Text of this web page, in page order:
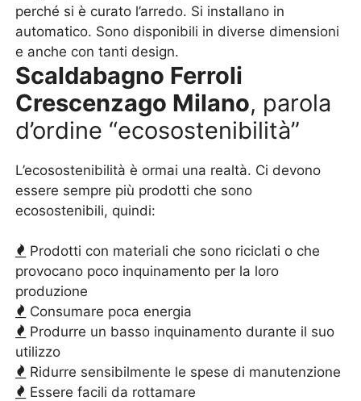
perché si è curato l’arredo. Si installano in
automatico. Sono disponibili in diverse dimensioni
e anche con tanti design.
Scaldabagno Ferroli
Crescenzago Milano, parola
d’ordine “ecosostenibilità”
L’ecosostenibilità è ormai una realtà. Ci devono
essere sempre più prodotti che sono
ecosostenibili, quindi:
Prodotti con materiali che sono riciclati o che
provocano poco inquinamento per la loro
produzione
Consumare poca energia
Produrre un basso inquinamento durante il suo
utilizzo
Ridurre sensibilmente le spese di manutenzione
Essere facili da rottamare